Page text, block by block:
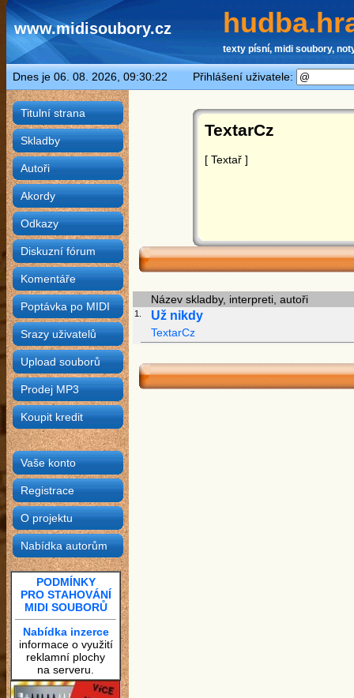
www.midisoubory.cz
texty písní, midi soubory,
Dnes je 06. 08. 2026, 09:30:22 Přihlášení uživatele:
Titulní strana
Skladby
Autoři
Akordy
Odkazy
Diskuzní fórum
Komentáře
Poptávka po MIDI
Srazy uživatelů
Upload souborů
Prodej MP3
Koupit kredit
Vaše konto
Registrace
O projektu
Nabídka autorům
PODMÍNKY
PRO STAHOVÁNÍ
MIDI SOUBORŮ
Nabídka inzerce
informace o využití
reklamní plochy
na serveru.
TextarCz
[ Textař ]
Název skladby, interpreti, autoři
1. Už nikdy
TextarCz